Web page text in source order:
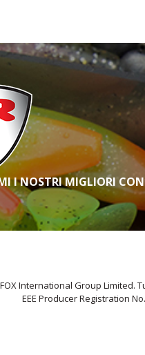
I NOSTRI MIGLIORI
International Group Limited.
EEE Producer Registration